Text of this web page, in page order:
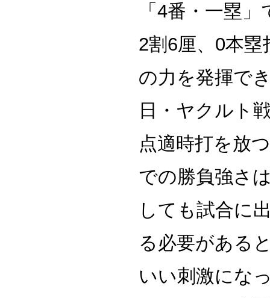
「4番・一塁
2割6厘、0本
の力を発揮で
日・ヤクルト
点適時打を放
での勝負強さ
しても試合に
る必要がある
いい刺激にな